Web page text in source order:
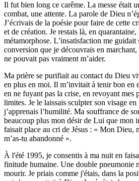
Il fut bien long ce carême. La messe était
combat, une attente. La parole de Dieu
J’écrivais de la poésie pour faire de cette
et de création. Je restais là, en
métamorphose. L’insatisfaction me guidait
conversion que je découvrais en
ne pouvait pas vraiment m’aider.
Ma prière se purifiait au contact du Dieu
en plus en moi. Il m’invitait à tenir bon en
en ne fuyant pas la crise, en revoyant mes
limites. Je le laissais sculpter son visage
j’apprenais l’humilité. Ma souffrance de
beaucoup plus mon désir de Lui que mon
faisait place au cri de Jésus : « Mon Dieu,
m’as-tu abandonné ».
À l'été 1995, je consentis à ma nuit en
finitude humaine. Une double pneumonie
mourir. Je priais comme j'étais, dans la